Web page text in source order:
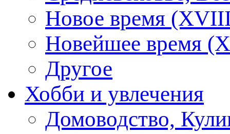
Новое время
Новейшее время
Другое
Хобби и увлечения
Домоводство,